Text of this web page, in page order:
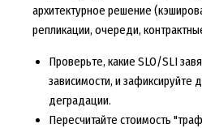
архитектурное решение
репликации, очереди,
Проверьте, какие SLO/SLI
зависимости, и зафиксируйте
деградации.
Пересчитайте стоимость